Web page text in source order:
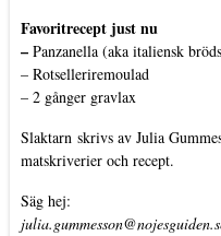
Favoritrecept just nu
– Panzanella (aka italiensk
– Rotselleriremoulad
– 2 gånger gravlax
Slaktarn skrivs av Julia
matskriverier och recept.
Säg hej: